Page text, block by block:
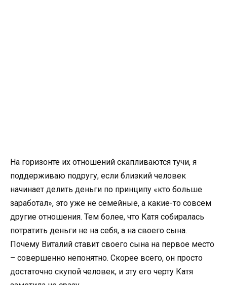
На горизонте их отношений скапливаются тучи, я
поддерживаю подругу, если близкий человек
начинает делить деньги по принципу «кто больше
заработал», это уже не семейные, а какие-то совсем
другие отношения. Тем более, что Катя собиралась
потратить деньги не на себя, а на своего сына.
Почему Виталий ставит своего сына на первое место
– совершенно непонятно. Скорее всего, он просто
достаточно скупой человек, и эту его черту Катя